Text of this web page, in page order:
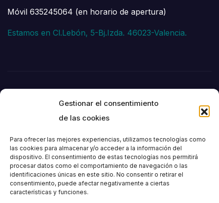
Gestionar el consentimiento
de las cookies
Para ofrecer las mejores experiencias, utilizamos tecnologías como
las cookies para almacenar y/o acceder a la información del
dispositivo. El consentimiento de estas tecnologías nos permitirá
procesar datos como el comportamiento de navegación o las
identificaciones únicas en este sitio. No consentir o retirar el
consentimiento, puede afectar negativamente a ciertas
características y funciones.
Móvil 635245064 (en horario de apertura)
Estamos en Cl.Lebón, 5-Bj.Izda. 46023-Valencia.
Societat
Excursionista de